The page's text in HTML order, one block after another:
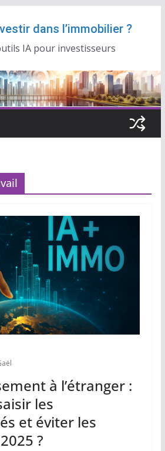
dans l’immobilier ?
IA pour investisseurs
à l’étranger :
les
et éviter les
?